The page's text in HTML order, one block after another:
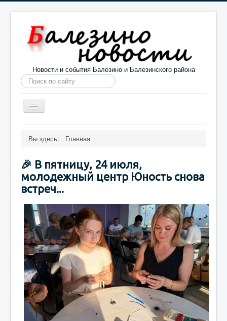
Новости и события Балезино и Балезинского района
Искать...
Toggle
Navigation
Вы здесь: Главная
🎉 В пятницу, 24 июля,
молодежный центр Юность снова
встреч...